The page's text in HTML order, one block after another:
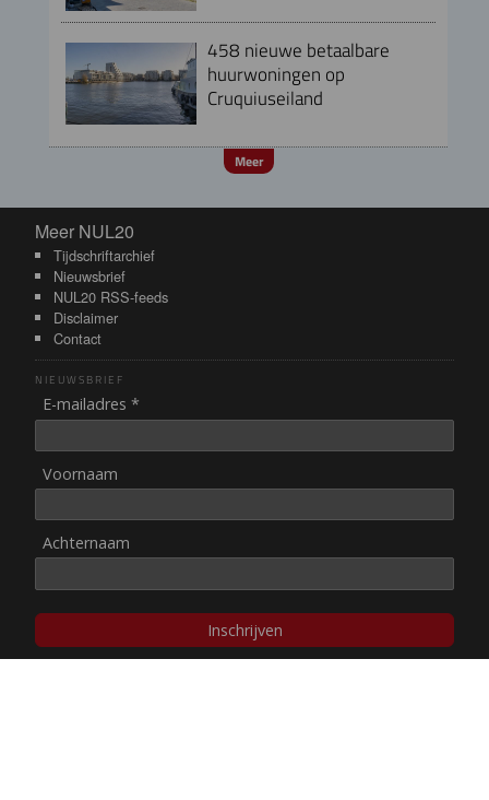
458 nieuwe betaalbare
huurwoningen op
Cruquiuseiland
Meer
Meer NUL20
Meer NUL20
Tijdschriftarchief
Nieuwsbrief
NUL20 RSS-feeds
Disclaimer
Contact
NIEUWSBRIEF
E-mailadres *
Voornaam
Achternaam
Inschrijven